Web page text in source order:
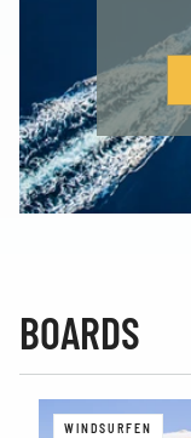
BOARDS
WINDSURFEN